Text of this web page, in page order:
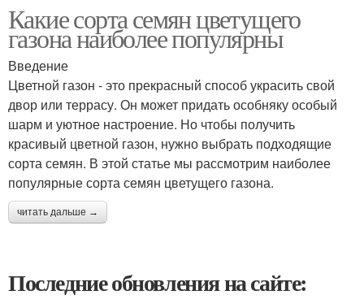
Какие сорта семян цветущего
газона наиболее популярны
Введение
Цветной газон - это прекрасный способ украсить свой
двор или террасу. Он может придать особняку особый
шарм и уютное настроение. Но чтобы получить
красивый цветной газон, нужно выбрать подходящие
сорта семян. В этой статье мы рассмотрим наиболее
популярные сорта семян цветущего газона.
читать дальше →
Последние обновления на сайте: